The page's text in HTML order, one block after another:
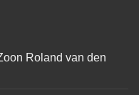
Roland van den